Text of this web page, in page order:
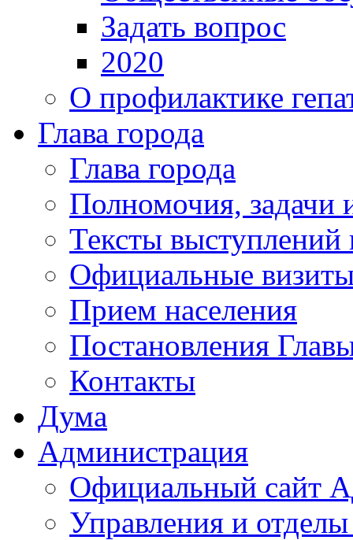
Задать вопрос
2020
О профилактике
Глава города
Глава города
Полномочия, задачи
Тексты выступлений
Официальные
Прием населения
Постановления
Контакты
Дума
Администрация
Официальный сайт
Управления и